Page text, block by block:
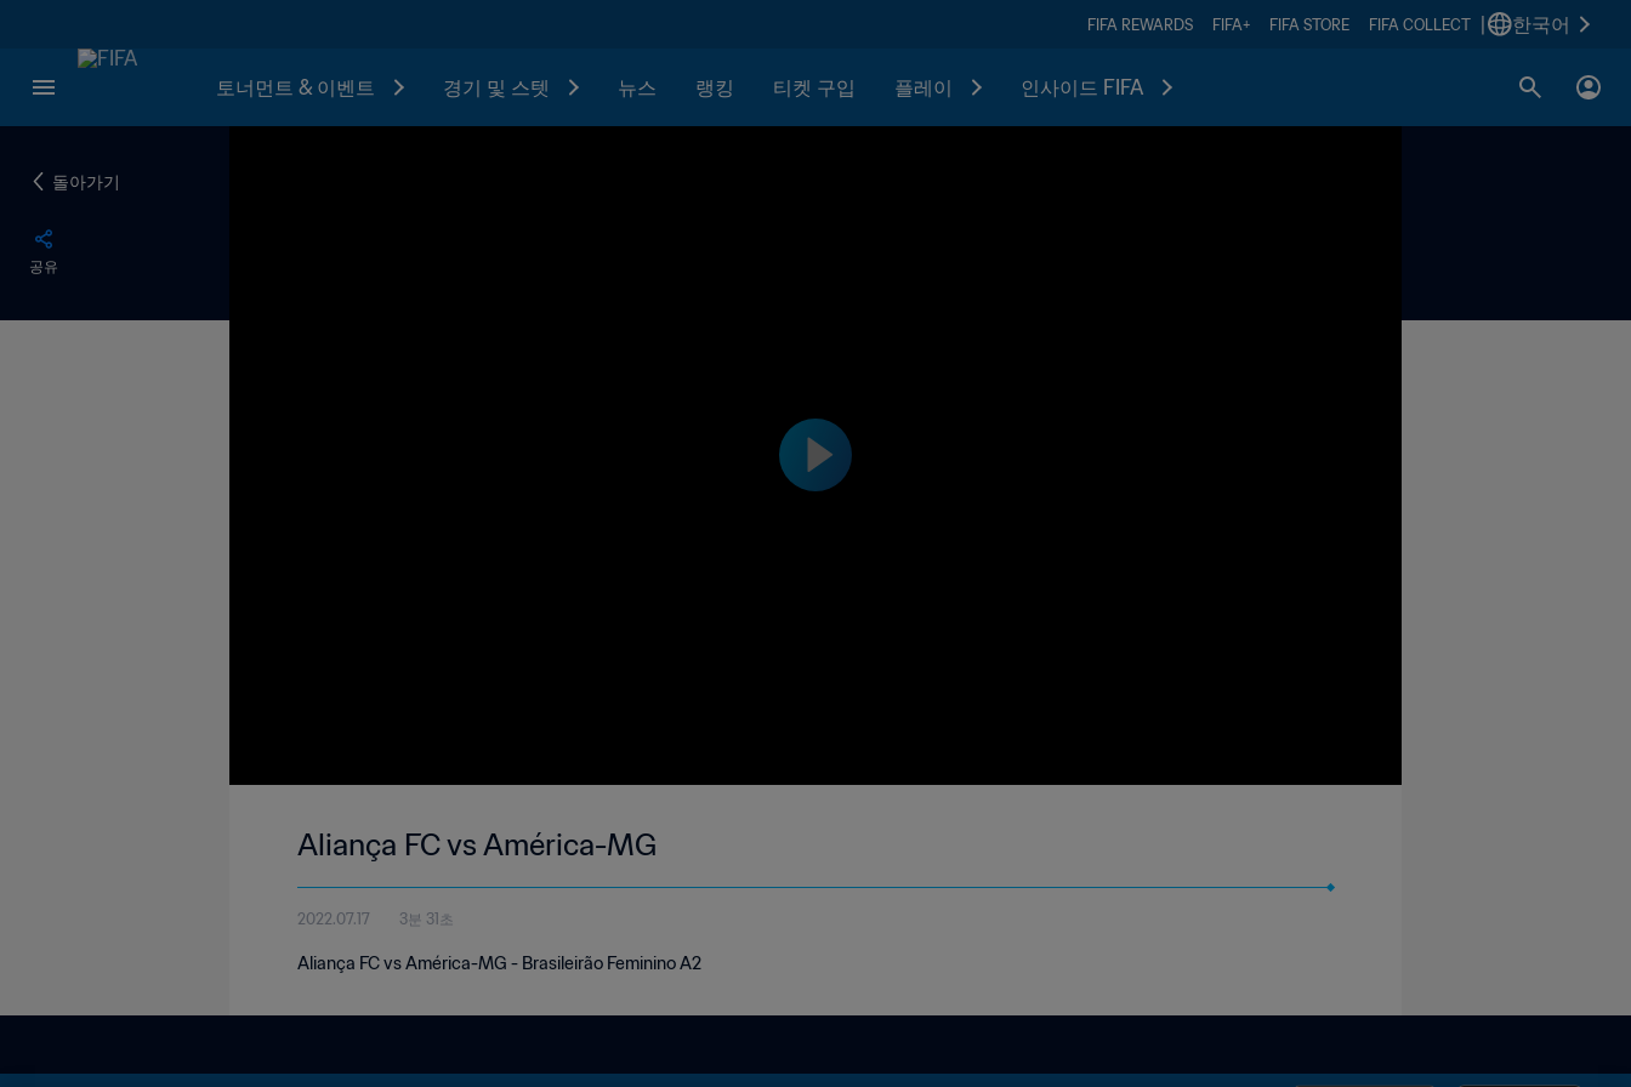
FIFA REWARDS FIFA+ FIFA STORE FIFA COLLECT 한국어
토너먼트 & 이벤트 경기 및 스텟 뉴스 랭킹 티켓 구입 플레이 인사이드 FIFA
돌아가기
공유
Aliança FC vs América-MG
2022.07.17 3분 31초
Aliança FC vs América-MG - Brasileirão Feminino A2